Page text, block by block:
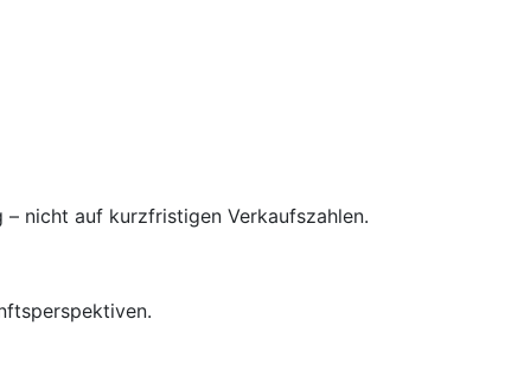
nicht auf kurzfristigen Verkaufszahlen.